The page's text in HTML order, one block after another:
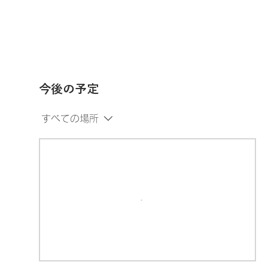
今後の予定
すべての場所